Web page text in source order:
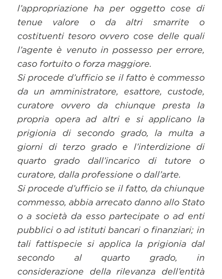
l’appropriazione ha per oggetto cose di
tenue valore o da altri smarrite o
costituenti tesoro ovvero cose delle quali
l’agente è venuto in possesso per errore,
caso fortuito o forza maggiore.
Si procede d’ufficio se il fatto è commesso
da un amministratore, esattore, custode,
curatore ovvero da chiunque presta la
propria opera ad altri e si applicano la
prigionia di secondo grado, la multa a
giorni di terzo grado e l’interdizione di
quarto grado dall’incarico di tutore o
curatore, dalla professione o dall’arte.
Si procede d’ufficio se il fatto, da chiunque
commesso, abbia arrecato danno allo Stato
o a società da esso partecipate o ad enti
pubblici o ad istituti bancari o finanziari; in
tali fattispecie si applica la prigionia dal
secondo al quarto grado, in
considerazione della rilevanza dell’entità